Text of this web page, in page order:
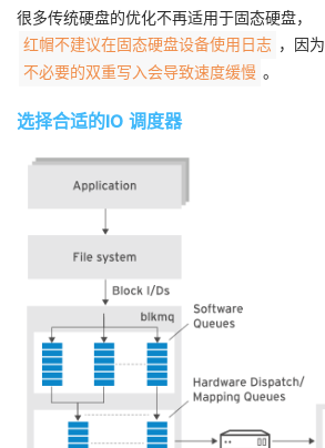
动
关
注
的
开
发
学
我
的
我
我
的
Programs
我
的
持
的
技
我
的
很多传统硬盘的优化不再适用于固态硬盘，
红帽不建议在固态硬盘设备使用日志 ，因为
不必要的双重写入会导致速度缓慢 。
选择合适的IO 调度器